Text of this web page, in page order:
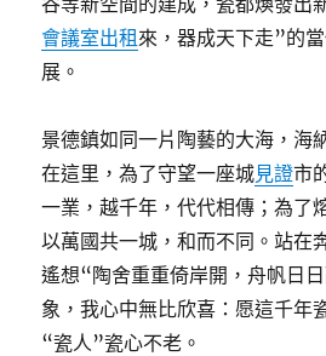
會議室出租來，器成天下走”的
展。
景德鎮如同一片陶藝的大海，海
在這里，為了守望一座城見證市
一業，越千年，代代相傳；為了
以萬國共一城，和而不同。站在
遙想“陶舍重重倚岸開，舟帆日
象，我心中無比欣喜：愿這千年
“瓷人”瓷心不老。